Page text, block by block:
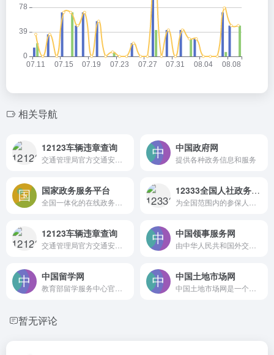
相关导航
12123车辆违章查询 中国政府网
提供各种政务信息和服务
国家政务服务平台 12333全国人社政务服务平台
12123车辆违章查询 中国领事服务网
中国留学网 中国土地市场网
暂无评论